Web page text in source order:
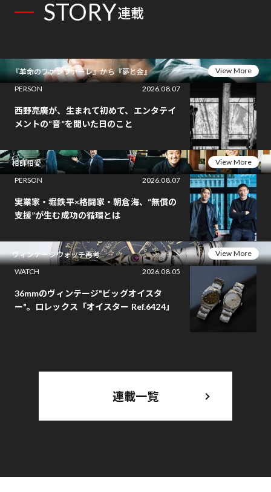
STORY連載
『革命のファンファーレ』から『夢と金』
View More
PERSON
2026.08.07
西野亮廣が、生まれて初めて、エンタテイ
メントの“音”を聞いた日のこと
相師相愛
View More
PERSON
2026.08.07
実業家・堀鉄平×格闘家・朝倉海、“無償の
支援”が生む成功の循環とは
ヴィンテージウォッチ再考
View More
WATCH
2026.08.05
36mmのヴィンテージ"ビッグオイスタ
ー"。ロレックス「オイスター Ref.6424」
連載一覧